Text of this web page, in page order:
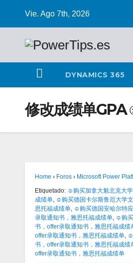
Vie. Ago 7th, 2026
DYNAMICS 365
修改成绩单
Home › Foros › Microsoft Power
Etiquetado: ☺购买加拿大魁北克大
成绩单, ☺购买德国卡尔斯鲁厄大学
思托福成绩单, ☺购买德国安哈尔特
录取通知书，雅思托福成绩单, ☺购
书，offer录取通知书，雅思托福成绩
offer录取通知书，雅思托福成绩单, ☺
书，offer录取通知书，雅思托福成绩
offer录取通知书，雅思托福成绩单